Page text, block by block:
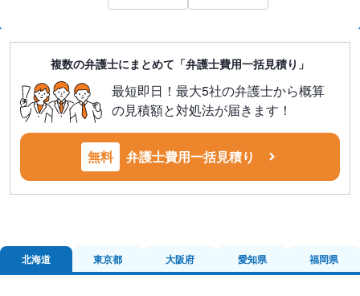
複数の弁護士にまとめて「弁護士費用一括見積り」
最短即日！最大5社の弁護士から概算
の見積額と対処法が届きます！
無料 弁護士費用一括見積り
北海道 東京都 大阪府 愛知県 福岡県